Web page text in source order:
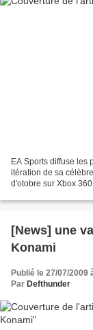
EA Sports diffuse les
itération de sa
d'otobre sur Xbox
[News] une
Konami
Publié le 27/07/2009
Par Defthunder